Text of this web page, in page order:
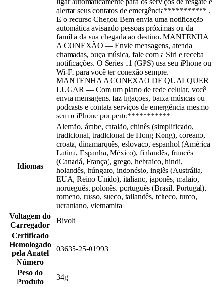
alertar seus contatos de emergência*********** .
E o recurso Chegou Bem envia uma notificação
automática avisando pessoas próximas ou da
família da sua chegada ao destino. MANTENHA
A CONEXÃO — Envie mensagens, atenda
chamadas, ouça música, fale com a Siri e receba
notificações. O Series 11 (GPS) usa seu iPhone ou
Wi-Fi para você ter conexão sempre.
MANTENHA A CONEXÃO DE QUALQUER
LUGAR — Com um plano de rede celular, você
envia mensagens, faz ligações, baixa músicas ou
podcasts e contata serviços de emergência mesmo
sem o iPhone por perto***********
Idiomas
Alemão, árabe, catalão, chinês (simplificado,
tradicional, tradicional de Hong Kong), coreano,
croata, dinamarquês, eslovaco, espanhol (América
Latina, Espanha, México), finlandês, francês
(Canadá, França), grego, hebraico, hindi,
holandês, húngaro, indonésio, inglês (Austrália,
EUA, Reino Unido), italiano, japonês, malaio,
norueguês, polonês, português (Brasil, Portugal),
romeno, russo, sueco, tailandês, tcheco, turco,
ucraniano, vietnamita
Voltagem do
Carregador
Bivolt
Certificado
Homologado
pela Anatel
Número
03635-25-01993
Peso do
Produto
34g